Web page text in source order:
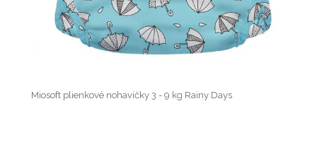
Miosoft plienkové nohavičky 3 - 9 kg Rainy Days